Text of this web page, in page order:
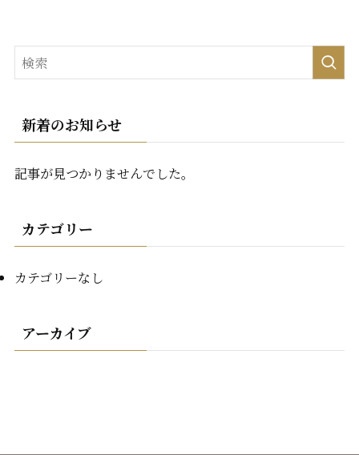
新着のお知らせ
記事が見つかりませんでした。
カテゴリー
カテゴリーなし
アーカイブ